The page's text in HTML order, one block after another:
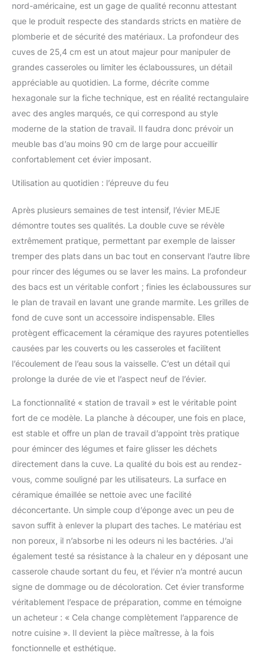
nord-américaine, est un gage de qualité reconnu attestant
que le produit respecte des standards stricts en matière de
plomberie et de sécurité des matériaux. La profondeur des
cuves de 25,4 cm est un atout majeur pour manipuler de
grandes casseroles ou limiter les éclaboussures, un détail
appréciable au quotidien. La forme, décrite comme
hexagonale sur la fiche technique, est en réalité rectangulaire
avec des angles marqués, ce qui correspond au style
moderne de la station de travail. Il faudra donc prévoir un
meuble bas d’au moins 90 cm de large pour accueillir
confortablement cet évier imposant.
Utilisation au quotidien : l’épreuve du feu
Après plusieurs semaines de test intensif, l’évier MEJE
démontre toutes ses qualités. La double cuve se révèle
extrêmement pratique, permettant par exemple de laisser
tremper des plats dans un bac tout en conservant l’autre libre
pour rincer des légumes ou se laver les mains. La profondeur
des bacs est un véritable confort ; finies les éclaboussures sur
le plan de travail en lavant une grande marmite. Les grilles de
fond de cuve sont un accessoire indispensable. Elles
protègent efficacement la céramique des rayures potentielles
causées par les couverts ou les casseroles et facilitent
l’écoulement de l’eau sous la vaisselle. C’est un détail qui
prolonge la durée de vie et l’aspect neuf de l’évier.
La fonctionnalité « station de travail » est le véritable point
fort de ce modèle. La planche à découper, une fois en place,
est stable et offre un plan de travail d’appoint très pratique
pour émincer des légumes et faire glisser les déchets
directement dans la cuve. La qualité du bois est au rendez-
vous, comme souligné par les utilisateurs. La surface en
céramique émaillée se nettoie avec une facilité
déconcertante. Un simple coup d’éponge avec un peu de
savon suffit à enlever la plupart des taches. Le matériau est
non poreux, il n’absorbe ni les odeurs ni les bactéries. J’ai
également testé sa résistance à la chaleur en y déposant une
casserole chaude sortant du feu, et l’évier n’a montré aucun
signe de dommage ou de décoloration. Cet évier transforme
véritablement l’espace de préparation, comme en témoigne
un acheteur : « Cela change complètement l’apparence de
notre cuisine ». Il devient la pièce maîtresse, à la fois
fonctionnelle et esthétique.